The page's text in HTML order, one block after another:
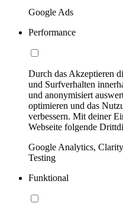
Google Ads
Performance
Durch das Akzeptieren
und Surfverhalten
und anonymisiert
optimieren und das
verbessern. Mit deiner
Webseite folgende
Google Analytics,
Testing
Funktional